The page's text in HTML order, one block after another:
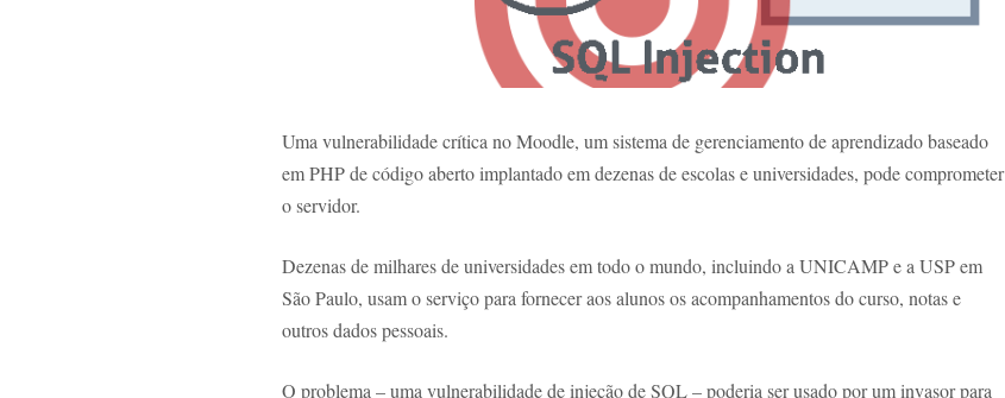
Uma vulnerabilidade crítica no Moodle, um sistema de gerenciamento de aprendizado baseado
em PHP de código aberto implantado em dezenas de escolas e universidades, pode comprometer
o servidor.
Dezenas de milhares de universidades em todo o mundo, incluindo a UNICAMP e a USP em
São Paulo, usam o serviço para fornecer aos alunos os acompanhamentos do curso, notas e
outros dados pessoais.
O problema – uma vulnerabilidade de injeção de SQL – poderia ser usado por um invasor para